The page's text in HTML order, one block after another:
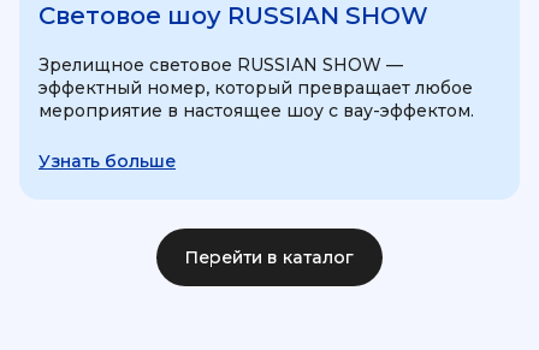
Световое шоу RUSSIAN SHOW
Зрелищное световое RUSSIAN SHOW —
эффектный номер, который превращает любое
мероприятие в настоящее шоу с вау-эффектом.
Узнать больше
Перейти в каталог